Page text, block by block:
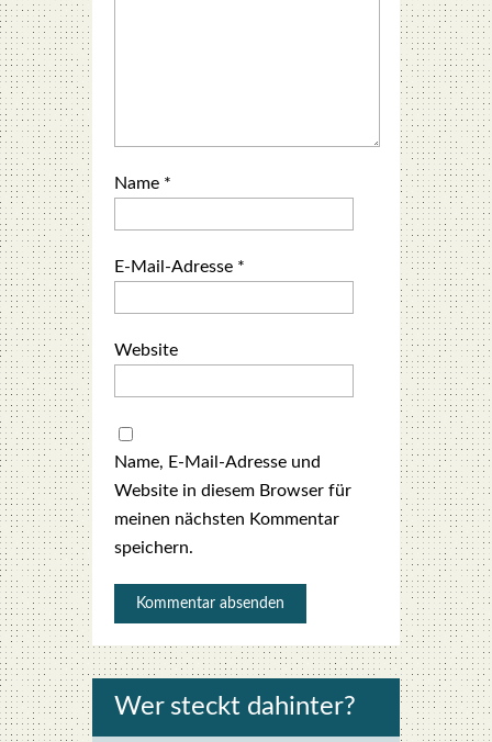
Name *
E-Mail-Adresse *
Website
Name, E-Mail-Adresse und
Website in diesem Browser für
meinen nächsten Kommentar
speichern.
Wer steckt dahin­ter?